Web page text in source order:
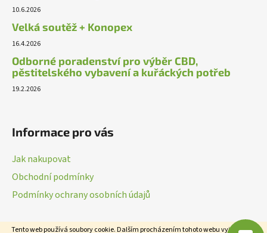
Tento web používá soubory cookie. Dalším procházením tohoto webu vyjadřujete
10.6.2026
Velká soutěž + Konopex
16.4.2026
Odborné poradenství pro výběr CBD,
pěstitelského vybavení a kuřáckých potřeb
19.2.2026
Informace pro vás
Jak nakupovat
Obchodní podmínky
Podmínky ochrany osobních údajů